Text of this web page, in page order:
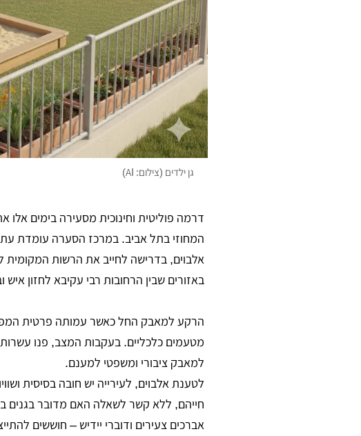
גן ילדים (צילום: AI)
דרמה פוליטית וחינוכית מסעירה בימים
המחוזי בתל אביב. במרכז הסערה עומדת
אלבוים, בדרישה לחייב את הרשות המקומית
באזורים שבין הרחובות רבי עקיבא לחזון איש
הרקע למאבק החל כאשר עמותה פרטית
מטעמים כלכליים. בעקבות המצב, פנו
למאבק ציבורי ומשפטי למענם.
לטענת אלבוים, לעירייה יש חובה בסיסית
חייהם, ללא קשר לשאלה האם מדובר בגנים
אברכים צעירים ודוברי יידיש – חוששים